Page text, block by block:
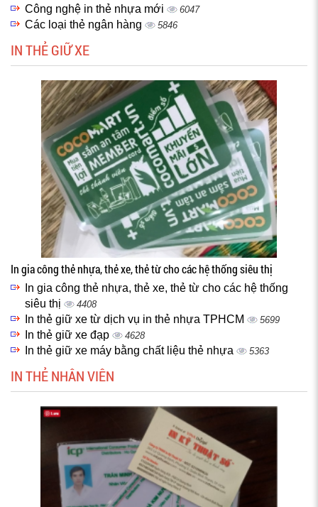
Công nghệ in thẻ nhựa mới 6047
Các loại thẻ ngân hàng 5846
IN THẺ GIỮ XE
In gia công thẻ nhựa, thẻ xe, thẻ từ cho các hệ thống siêu thị
In gia công thẻ nhựa, thẻ xe, thẻ từ cho các hệ thống
siêu thị
4408
In thẻ giữ xe từ dịch vụ in thẻ nhựa TPHCM 5699
In thẻ giữ xe đạp 4628
In thẻ giữ xe máy bằng chất liệu thẻ nhựa 5363
IN THẺ NHÂN VIÊN